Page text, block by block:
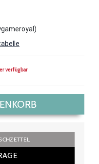
verfügbar